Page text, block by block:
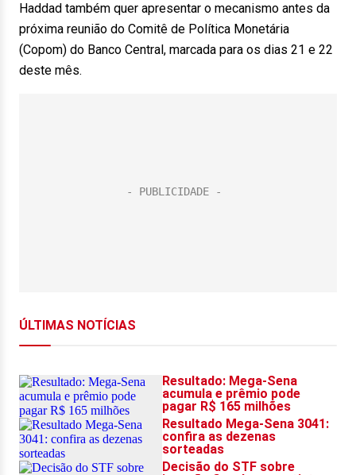
Haddad também quer apresentar o mecanismo antes da
próxima reunião do Comitê de Política Monetária
(Copom) do Banco Central, marcada para os dias 21 e 22
deste mês.